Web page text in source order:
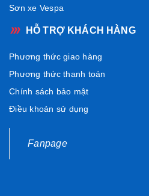
Sơn xe Vespa
HỖ TRỢ KHÁCH HÀNG
Phương thức giao hàng
Phương thức thanh toán
Chính sách bảo mật
Điều khoản sử dụng
Fanpage